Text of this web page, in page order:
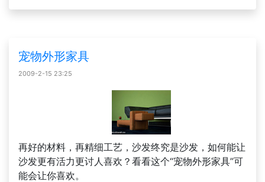
宠物外形家具
2009-2-15 23:25
再好的材料，再精细工艺，沙发终究是沙发，如何能让
沙发更有活力更讨人喜欢？看看这个“宠物外形家具”可
能会让你喜欢。